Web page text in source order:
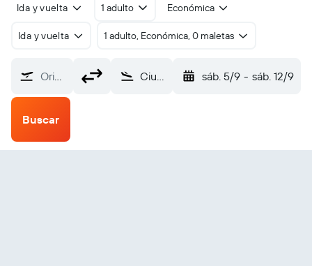
Ida y vuelta 1 adulto Económica
Ida y vuelta 1 adulto, Económica, 0 maletas
Origen Ciudad de Siem Riep Siem Reap–Angkor Intl (SAI) sáb. 5/9 - sáb. 12/9
Buscar